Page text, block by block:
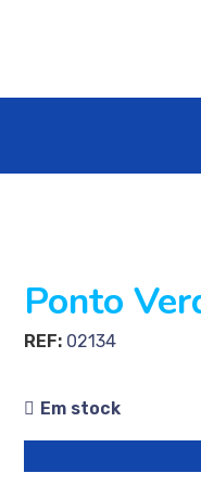
Ponto
REF: 02134
Em stock